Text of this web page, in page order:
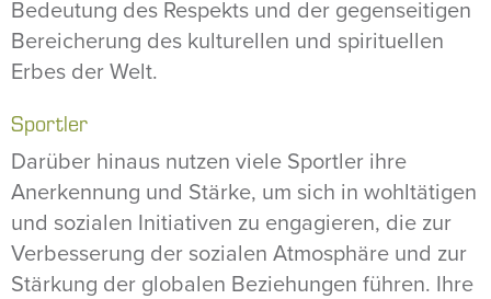
Bedeutung des Respekts und der gegenseitigen
Bereicherung des kulturellen und spirituellen
Erbes der Welt.
Sportler
Darüber hinaus nutzen viele Sportler ihre
Anerkennung und Stärke, um sich in wohltätigen
und sozialen Initiativen zu engagieren, die zur
Verbesserung der sozialen Atmosphäre und zur
Stärkung der globalen Beziehungen führen. Ihre